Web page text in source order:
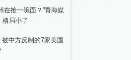
在抢一碗面？”青海媒
格局小了
中方反制的7家美国